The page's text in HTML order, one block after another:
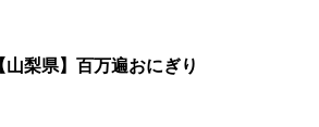
【山梨県】百万遍おにぎり